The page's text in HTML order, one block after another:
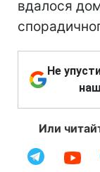
вдалося
Не
Или